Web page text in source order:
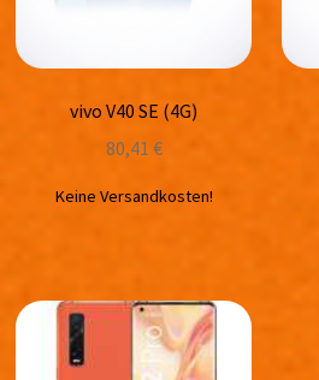
vivo V40 SE (4G)
80,41 €
Keine Versandkosten!